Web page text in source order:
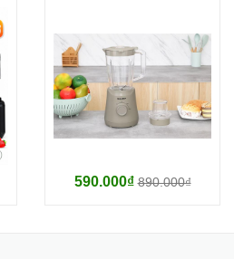
590.000₫890.000₫